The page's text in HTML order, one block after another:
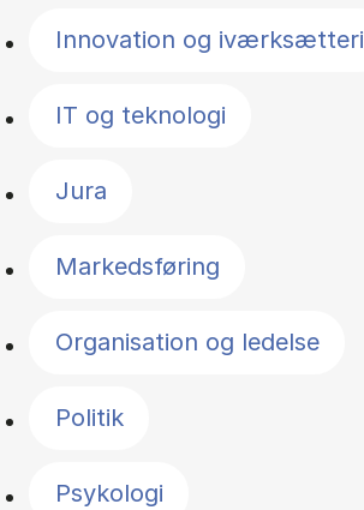
Innovation og iværksætteri
IT og teknologi
Jura
Markedsføring
Organisation og ledelse
Politik
Psykologi